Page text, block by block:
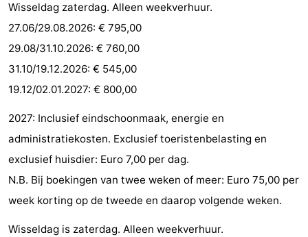
paravliegen
drinken
Ringrijden
Zoutelande
Actief
Praktisch
Route
-
Parkeren
Reisboekenwinkel
Nieuws
Wisseldag zaterdag. Alleen weekverhuur.
27.06/29.08.2026: € 795,00
29.08/31.10.2026: € 760,00
31.10/19.12.2026: € 545,00
19.12/02.01.2027: € 800,00
2027: Inclusief eindschoonmaak, energie en
administratiekosten. Exclusief toeristenbelasting en
exclusief huisdier: Euro 7,00 per dag.
N.B. Bij boekingen van twee weken of meer: Euro 75,00 per
week korting op de tweede en daarop volgende weken.
Wisseldag is zaterdag. Alleen weekverhuur.